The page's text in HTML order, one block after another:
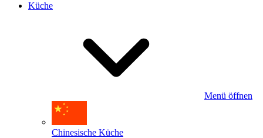
Küche
Menü öffnen
Chinesische Küche